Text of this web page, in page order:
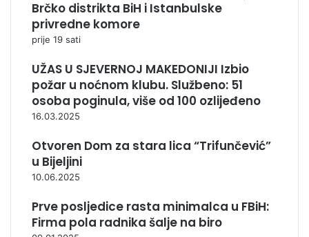
Brčko distrikta BiH i Istanbulske
privredne komore
prije 19 sati
UŽAS U SJEVERNOJ MAKEDONIJI Izbio
požar u noćnom klubu. Službeno: 51
osoba poginula, više od 100 ozlijeđeno
16.03.2025
Otvoren Dom za stara lica “Trifunčević”
u Bijeljini
10.06.2025
Prve posljedice rasta minimalca u FBiH:
Firma pola radnika šalje na biro